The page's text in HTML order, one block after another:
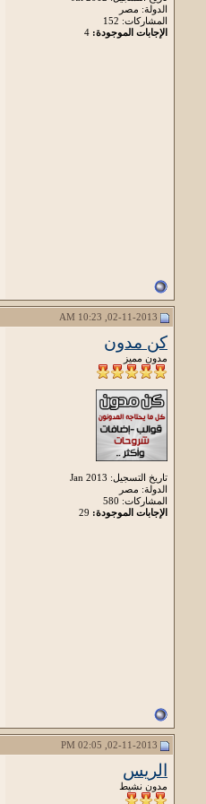
الدولة: مصر
المشاركات: 152
الإجابات الموجودة:
كن مدون
مدون مميز
تاريخ التسجيل: Jan 2013
الدولة: مصر
المشاركات: 580
الإجابات الموجودة:
الريس
مدون نشيط